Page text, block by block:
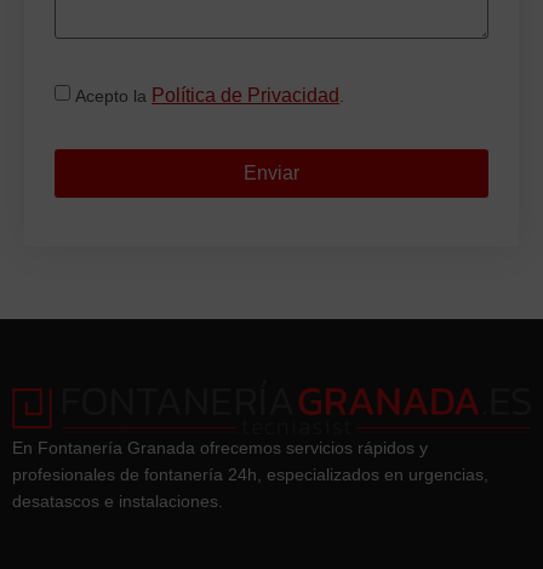
Acepto la Política de Privacidad.
Enviar
En Fontanería Granada ofrecemos servicios rápidos y
profesionales de fontanería 24h, especializados en urgencias,
desatascos e instalaciones.